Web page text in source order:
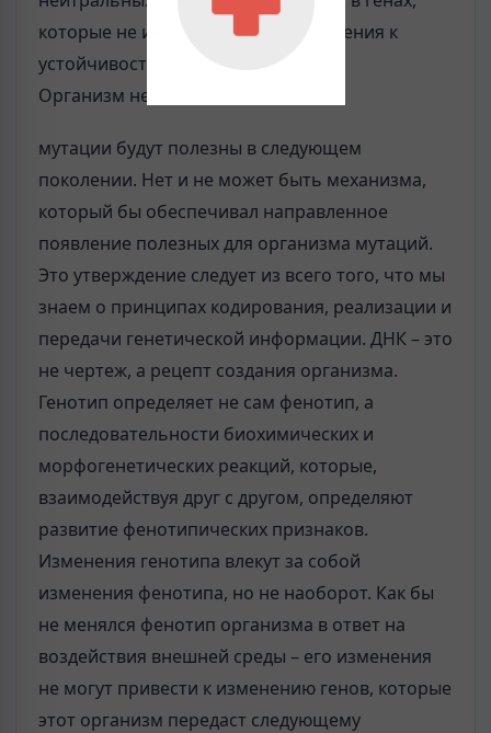
которые не имеют никакого отношения к
устойчивости к инсектицидам.
Организм не может знать, какие
мутации будут полезны в следующем
поколении. Нет и не может быть механизма,
который бы обеспечивал направленное
появление полезных для организма мутаций.
Это утверждение следует из всего того, что мы
знаем о принципах кодирования, реализации и
передачи генетической информации. ДНК – это
не чертеж, а рецепт создания организма.
Генотип определяет не сам фенотип, а
последовательности биохимических и
морфогенетических реакций, которые,
взаимодействуя друг с другом, определяют
развитие фенотипических признаков.
Изменения генотипа влекут за собой
изменения фенотипа, но не наоборот. Как бы
не менялся фенотип организма в ответ на
воздействия внешней среды – его изменения
не могут привести к изменению генов, которые
этот организм передаст следующему